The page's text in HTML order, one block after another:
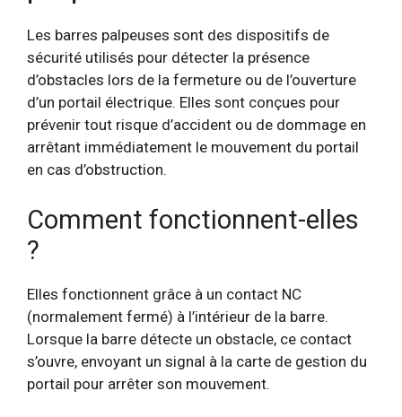
Les barres palpeuses sont des dispositifs de
sécurité utilisés pour détecter la présence
d’obstacles lors de la fermeture ou de l’ouverture
d’un portail électrique. Elles sont conçues pour
prévenir tout risque d’accident ou de dommage en
arrêtant immédiatement le mouvement du portail
en cas d’obstruction.
Comment fonctionnent-elles
?
Elles fonctionnent grâce à un contact NC
(normalement fermé) à l’intérieur de la barre.
Lorsque la barre détecte un obstacle, ce contact
s’ouvre, envoyant un signal à la carte de gestion du
portail pour arrêter son mouvement.